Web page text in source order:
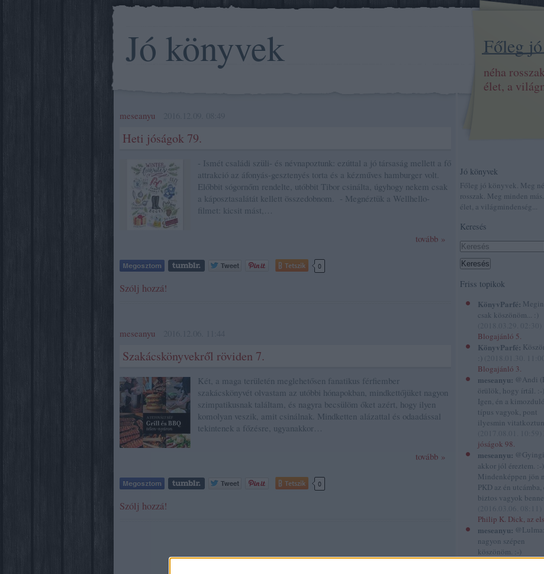
Jó könyvek Főleg
néha
élet, a
Jó könyvek
Főleg jó könyvek. Meg
rosszak. Meg minden
élet, a világmindenség...
Keresés
Friss topikok
KönyvParfé:
csak köszönöm... :)
Blogajánló 5.
KönyvParfé:
:)
Blogajánló 3.
meseanyu: @Andi
örülök, hogy írtál. :-)
Igen, én a
típus vagyok, pont
ilyesmin
jóságok 98.
meseanyu:
akkor jól éreztem. :-)
Mindenképpen jön
PKD az én utcámba,
biztos vagyok
Philip K. Dick, az
meseanyu: @Lulma:
nagyon szépen
köszönöm. :-)
(2015.12.30. 12:41)
meseanyu
Heti jóságok 79.
- Ismét családi szüli- és névnapoztunk: ezúttal a jó társaság mellett a fő
attrakció az áfonyás-gesztenyés torta és a kézműves hamburger volt.
Előbbit sógornőm rendelte, utóbbit Tibor csinálta, úgyhogy nekem csak
a káposztasalátát kellett összedobnom. - Megnéztük a Wellhello-
filmet: kicsit mást,…
tovább »
Tetszik 0
Szólj hozzá!
meseanyu
Szakácskönyvekről röviden 7.
Két, a maga területén meglehetősen fanatikus férfiember
szakácskönyvét olvastam az utóbbi hónapokban, mindkettőjüket nagyon
szimpatikusnak találtam, és nagyra becsülöm őket azért, hogy ilyen
komolyan veszik, amit csinálnak. Mindketten alázattal és odaadással
tekintenek a főzésre, ugyanakkor…
tovább »
Tetszik 0
Szólj hozzá!